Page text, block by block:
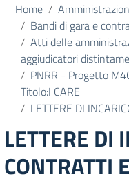
Home
Bandi di gara e
Atti delle
aggiudicatori
PNRR - Progetto
Titolo:I CARE
LETTERE DI
LETTERE DI
CONTRATTI